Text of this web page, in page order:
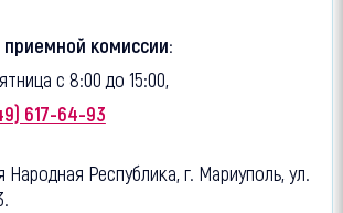
комиссии:
с 8:00 до 15:00,
617-64-93
Республика, г. Мариуполь, ул.